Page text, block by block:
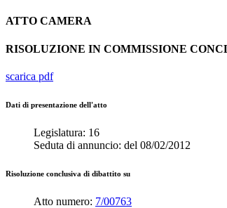
ATTO CAMERA
RISOLUZIONE IN COMMISSIONE
scarica pdf
Dati di presentazione dell'atto
Legislatura: 16
Seduta di annuncio: del 08/02/2012
Risoluzione conclusiva di dibattito su
Atto numero: 7/00763